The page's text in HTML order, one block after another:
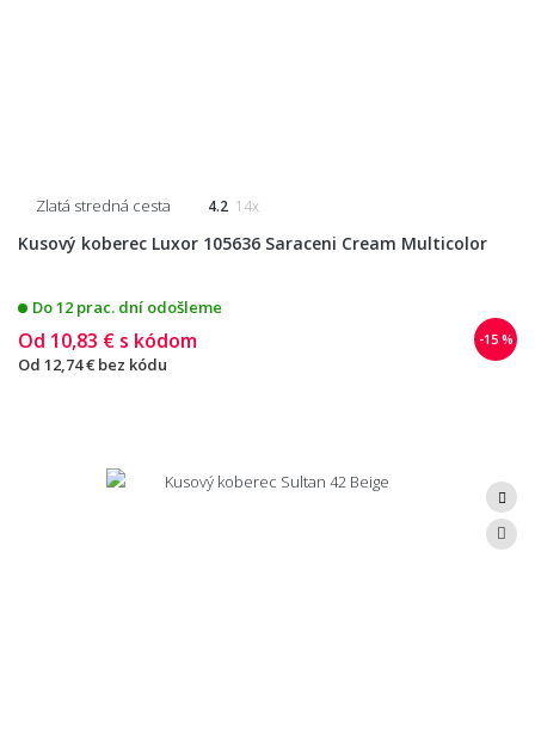
Zlatá stredná cesta 4.2 14x
Kusový koberec Luxor 105636 Saraceni Cream Multicolor
Do 12 prac. dní odošleme
-15 %
Od 10,83 € s kódom
Od 12,74 € bez kódu